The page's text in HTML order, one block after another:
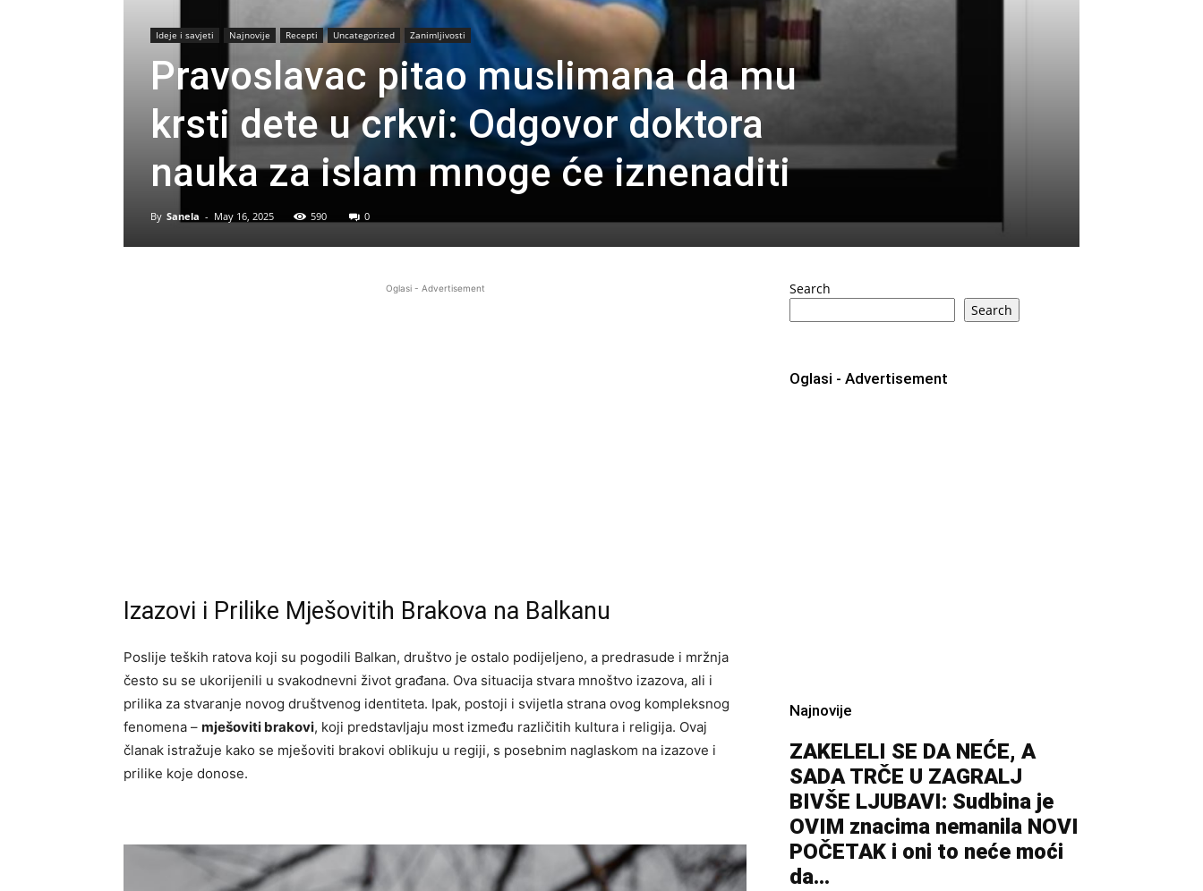
Ideje i savjeti Najnovije Recepti Uncategorized Zanimljivosti
Pravoslavac pitao muslimana da mu
krsti dete u crkvi: Odgovor doktora
nauka za islam mnoge će iznenaditi
By Sanela - May 16, 2025 590 0
Oglasi - Advertisement
Izazovi i Prilike Mješovitih Brakova na Balkanu
Poslije teških ratova koji su pogodili Balkan, društvo je ostalo podijeljeno, a predrasude i mržnja
često su se ukorijenili u svakodnevni život građana. Ova situacija stvara mnoštvo izazova, ali i
prilika za stvaranje novog društvenog identiteta. Ipak, postoji i svijetla strana ovog kompleksnog
fenomena – mješoviti brakovi, koji predstavljaju most između različitih kultura i religija. Ovaj
članak istražuje kako se mješoviti brakovi oblikuju u regiji, s posebnim naglaskom na izazove i
prilike koje donose.
Search
Search
Oglasi - Advertisement
Najnovije
ZAKELELI SE DA NEĆE, A
SADA TRČE U ZAGRALJ
BIVŠE LJUBAVI: Sudbina je
OVIM znacima nemanila NOVI
POČETAK i oni to neće moći
da...